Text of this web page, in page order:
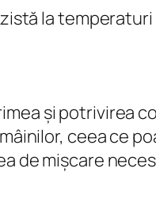
la
și potrivirea
ceea ce
de mișcare